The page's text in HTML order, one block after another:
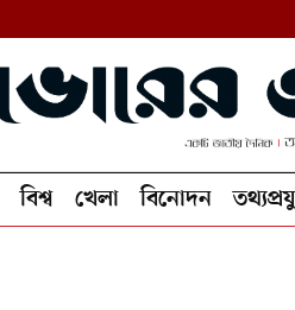
বিশ্ব খেলা বিনোদন